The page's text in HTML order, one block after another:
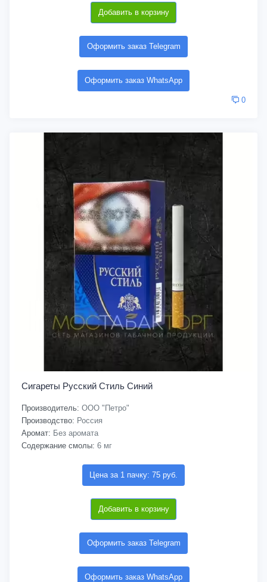
Добавить в корзину
Оформить заказ Telegram
Оформить заказ WhatsApp
0
Сигареты Русский Стиль Синий
Производитель: ООО "Петро"
Производство: Россия
Аромат: Без аромата
Содержание смолы: 6 мг
Цена за 1 пачку: 75 руб.
Добавить в корзину
Оформить заказ Telegram
Оформить заказ WhatsApp